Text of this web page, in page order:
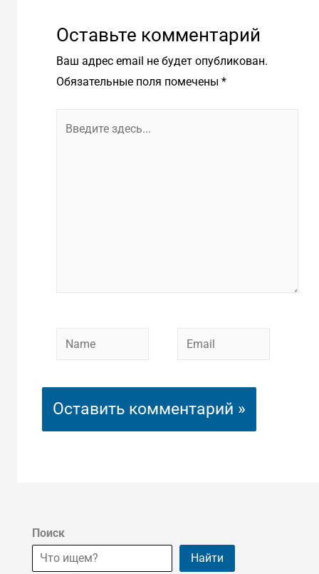
Оставьте комментарий
Ваш адрес email не будет опубликован.
Обязательные поля помечены *
Name Email
Поиск
Найти